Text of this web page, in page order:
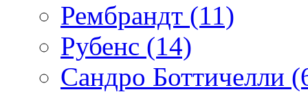
Рембрандт (11)
Рубенс (14)
Сандро Боттичелли